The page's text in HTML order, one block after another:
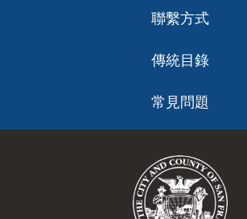
聯繫方式
傳統目錄
常見問題